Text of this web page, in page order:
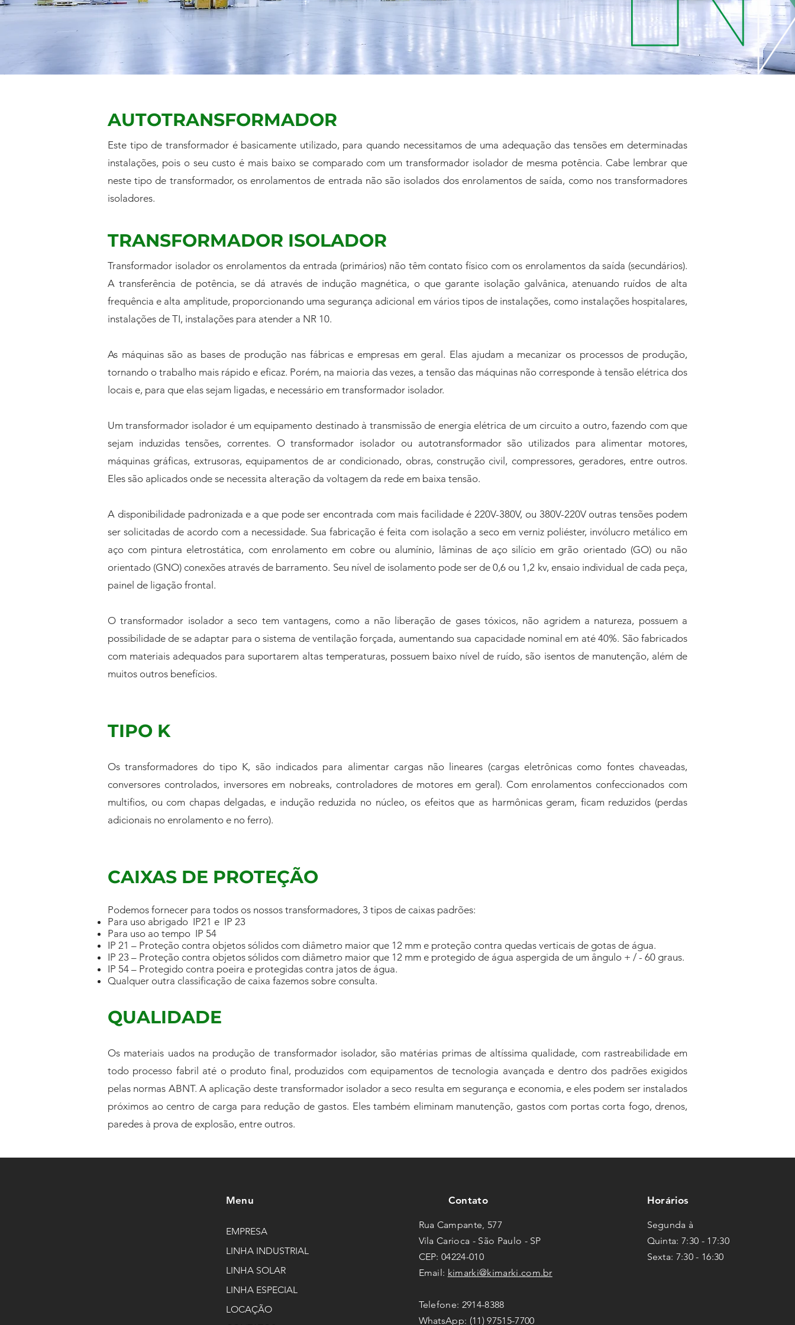
AUTOTRANSFORMADOR
Este tipo de transformador é basicamente utilizado, para quando necessitamos de uma adequação das tensões em determinadas
instalações, pois o seu custo é mais baixo se comparado com um transformador isolador de mesma potência. Cabe lembrar que
neste tipo de transformador, os enrolamentos de entrada não são isolados dos enrolamentos de saída, como nos transformadores
isoladores.
TRANSFORMADOR ISOLADOR
Transformador isolador os enrolamentos da entrada (primários) não têm contato físico com os enrolamentos da saída (secundários).
A transferência de potência, se dá através de indução magnética, o que garante isolação galvânica, atenuando ruídos de alta
frequência e alta amplitude, proporcionando uma segurança adicional em vários tipos de instalações, como instalações hospitalares,
instalações de TI, instalações para atender a NR 10.
As máquinas são as bases de produção nas fábricas e empresas em geral. Elas ajudam a mecanizar os processos de produção,
tornando o trabalho mais rápido e eficaz. Porém, na maioria das vezes, a tensão das máquinas não corresponde à tensão elétrica dos
locais e, para que elas sejam ligadas, e necessário em transformador isolador.
Um transformador isolador é um equipamento destinado à transmissão de energia elétrica de um circuito a outro, fazendo com que
sejam induzidas tensões, correntes. O transformador isolador ou autotransformador são utilizados para alimentar motores,
máquinas gráficas, extrusoras, equipamentos de ar condicionado, obras, construção civil, compressores, geradores, entre outros.
Eles são aplicados onde se necessita alteração da voltagem da rede em baixa tensão.
A disponibilidade padronizada e a que pode ser encontrada com mais facilidade é 220V-380V, ou 380V-220V outras tensões podem
ser solicitadas de acordo com a necessidade. Sua fabricação é feita com isolação a seco em verniz poliéster, invólucro metálico em
aço com pintura eletrostática, com enrolamento em cobre ou alumínio, lâminas de aço silício em grão orientado (GO) ou não
orientado (GNO) conexões através de barramento. Seu nível de isolamento pode ser de 0,6 ou 1,2 kv, ensaio individual de cada peça,
painel de ligação frontal.
O transformador isolador a seco tem vantagens, como a não liberação de gases tóxicos, não agridem a natureza, possuem a
possibilidade de se adaptar para o sistema de ventilação forçada, aumentando sua capacidade nominal em até 40%. São fabricados
com materiais adequados para suportarem altas temperaturas, possuem baixo nível de ruído, são isentos de manutenção, além de
muitos outros benefícios.
TIPO K
Os transformadores do tipo K, são indicados para alimentar cargas não lineares (cargas eletrônicas como fontes chaveadas,
conversores controlados, inversores em nobreaks, controladores de motores em geral). Com enrolamentos confeccionados com
multifios, ou com chapas delgadas, e indução reduzida no núcleo, os efeitos que as harmônicas geram, ficam reduzidos (perdas
adicionais no enrolamento e no ferro).
CAIXAS DE PROTEÇÃO
Podemos fornecer para todos os nossos transformadores, 3 tipos de caixas padrões:
Para uso abrigado IP21 e IP 23
Para uso ao tempo IP 54
IP 21 – Proteção contra objetos sólidos com diâmetro maior que 12 mm e proteção contra quedas verticais de gotas de água.
IP 23 – Proteção contra objetos sólidos com diâmetro maior que 12 mm e protegido de água aspergida de um ângulo + / - 60 graus.
IP 54 – Protegido contra poeira e protegidas contra jatos de água.
Qualquer outra classificação de caixa fazemos sobre consulta.
QUALIDADE
Os materiais uados na produção de transformador isolador, são matérias primas de altíssima qualidade, com rastreabilidade em
todo processo fabril até o produto final, produzidos com equipamentos de tecnologia avançada e dentro dos padrões exigidos
pelas normas ABNT. A aplicação deste transformador isolador a seco resulta em segurança e economia, e eles podem ser instalados
próximos ao centro de carga para redução de gastos. Eles também eliminam manutenção, gastos com portas corta fogo, drenos,
paredes à prova de explosão, entre outros.
Menu
EMPRESA
LINHA INDUSTRIAL
LINHA SOLAR
LINHA ESPECIAL
LOCAÇÃO
Contato
Rua Campante, 577
Vila Carioca - São Paulo - SP
CEP: 04224-010
Email: kimarki@kimarki.com.br
Telefone: 2914-8388
WhatsApp: (11) 97515-7700
Horários
Segunda à
Quinta: 7:30 - 17:30
Sexta: 7:30 - 16:30